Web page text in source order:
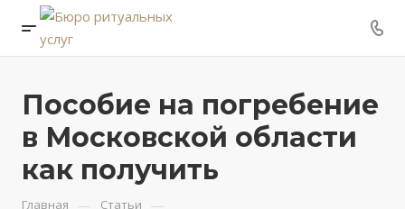
Пособие на погребение
в Московской области
как получить
Главная — Статьи —